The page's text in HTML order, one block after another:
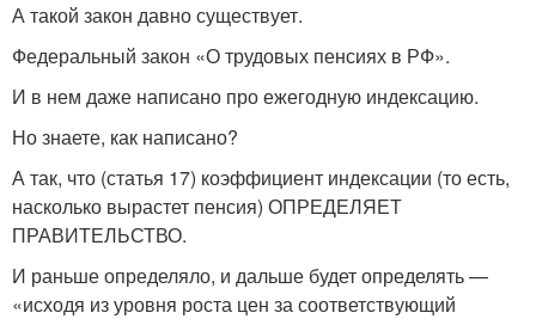
А такой закон давно существует.
Федеральный закон «О трудовых пенсиях в РФ».
И в нем даже написано про ежегодную индексацию.
Но знаете, как написано?
А так, что (статья 17) коэффициент индексации (то есть,
насколько вырастет пенсия) ОПРЕДЕЛЯЕТ
ПРАВИТЕЛЬСТВО.
И раньше определяло, и дальше будет определять —
«исходя из уровня роста цен за соответствующий